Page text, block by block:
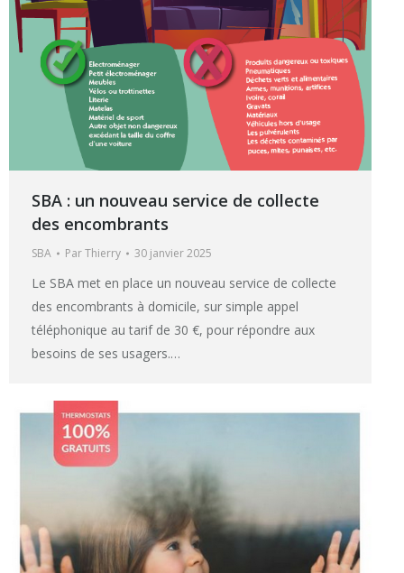
SBA : un nouveau service de collecte
des encombrants
SBA ParThierry 30 janvier 2025
Le SBA met en place un nouveau service de collecte
des encombrants à domicile, sur simple appel
téléphonique au tarif de 30 €, pour répondre aux
besoins de ses usagers.…